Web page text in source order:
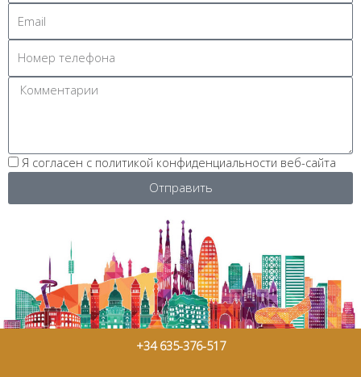
Я согласен с политикой конфиденциальности веб-сайта
Отправить
+34 635-376-517